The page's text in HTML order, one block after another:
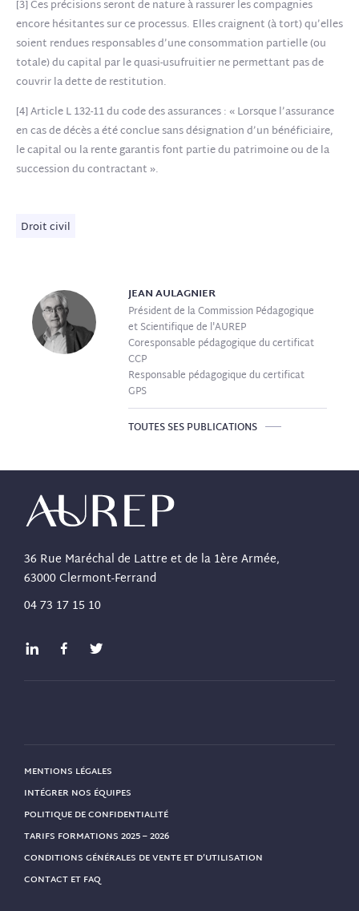
[3] Ces précisions seront de nature à rassurer les compagnies
encore hésitantes sur ce processus. Elles craignent (à tort) qu’elles
soient rendues responsables d’une consommation partielle (ou
totale) du capital par le quasi-usufruitier ne permettant pas de
couvrir la dette de restitution.
[4] Article L 132-11 du code des assurances : « Lorsque l’assurance
en cas de décès a été conclue sans désignation d’un bénéficiaire,
le capital ou la rente garantis font partie du patrimoine ou de la
succession du contractant ».
Droit civil
JEANAULAGNIER
Président de la Commission Pédagogique
et Scientifique de l'AUREP
Coresponsable pédagogique du certificat
CCP
Responsable pédagogique du certificat
GPS
TOUTES SES PUBLICATIONS
36 Rue Maréchal de Lattre et de la 1ère Armée,
63000 Clermont-Ferrand
04 73 17 15 10
MENTIONS LÉGALES
INTÉGRER NOS ÉQUIPES
POLITIQUE DE CONFIDENTIALITÉ
TARIFS FORMATIONS 2025 – 2026
CONDITIONS GÉNÉRALES DE VENTE ET D’UTILISATION
CONTACT ET FAQ